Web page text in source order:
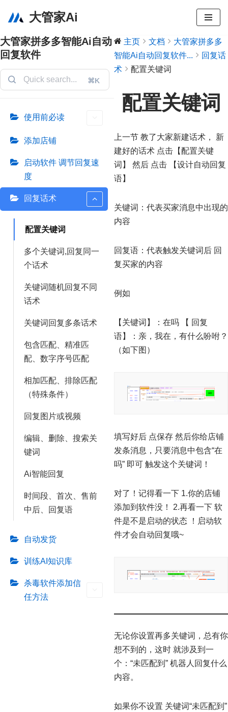
至
正
文
大管家Ai
大管家拼多多智能Ai自动
回复软件
⌘K
使用前必读
添加店铺
启动软件 调节回复速
度
回复话术
配置关键词
多个关键词,回复同一
个话术
关键词随机回复不同
话术
关键词回复多条话术
包含匹配、精准匹
配、数字序号匹配
相加匹配、排除匹配
（特殊条件）
回复图片或视频
编辑、删除、搜索关
键词
Ai智能回复
时间段、首次、售前
中后、回复语
自动发货
训练AI知识库
杀毒软件添加信
任方法
主页 文档
大管家拼多多
智能Ai自动回复软件...
回复话
术
配置关键词
配置关键词
上一节 教了大家新建话术， 新
建好的话术 点击【配置关键
词】 然后 点击 【设计自动回复
语】
关键词：代表买家消息中出现的
内容
回复语：代表触发关键词后 回
复买家的内容
例如
【关键词】：在吗 【 回复
语】：亲，我在，有什么吩咐？
（如下图）
填写好后 点保存 然后你给店铺
发条消息，只要消息中包含“在
吗” 即可 触发这个关键词！
对了！记得看一下 1.你的店铺
添加到软件没！ 2.再看一下 软
件是不是启动的状态 ！启动软
件才会自动回复哦~
无论你设置再多关键词，总有你
想不到的，这时 就涉及到一
个：“未匹配到” 机器人回复什么
内容。
如果你不设置 关键词“未匹配到”